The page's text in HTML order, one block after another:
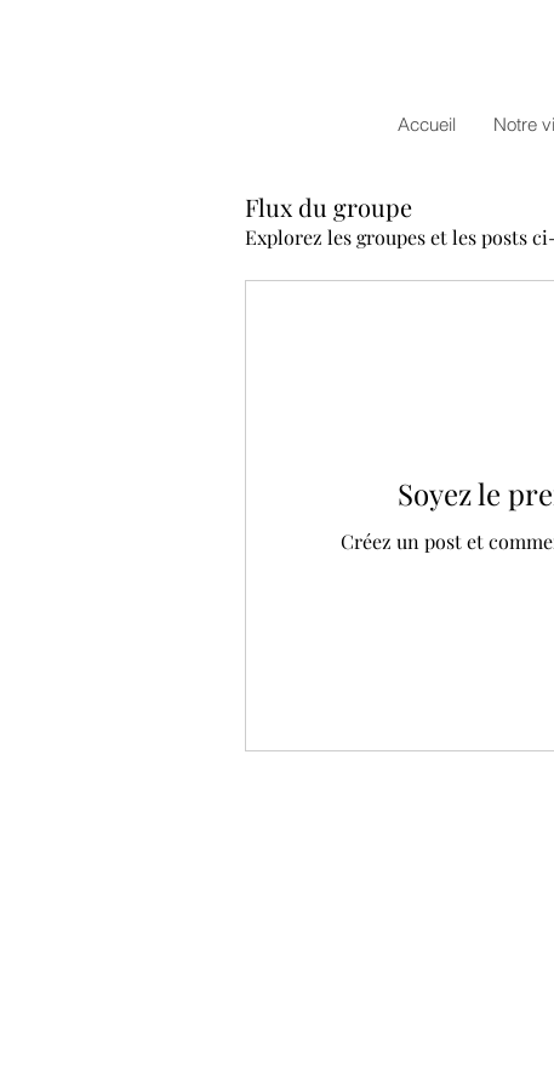
Accueil Notre
Flux du groupe
Explorez les groupes et les posts
Soyez le
Créez un post et